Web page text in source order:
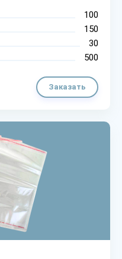
100
150
30
500
Заказать